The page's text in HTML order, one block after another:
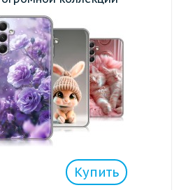
Купить